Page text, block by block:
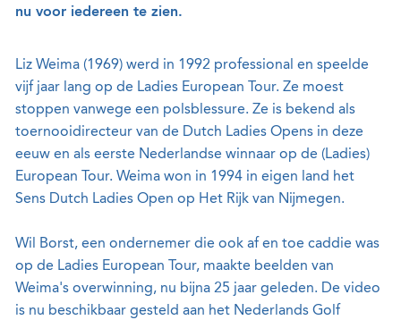
nu voor iedereen te zien.
Liz Weima (1969) werd in 1992 professional en speelde
vijf jaar lang op de Ladies European Tour. Ze moest
stoppen vanwege een polsblessure. Ze is bekend als
toernooidirecteur van de Dutch Ladies Opens in deze
eeuw en als eerste Nederlandse winnaar op de (Ladies)
European Tour. Weima won in 1994 in eigen land het
Sens Dutch Ladies Open op Het Rijk van Nijmegen.
Wil Borst, een ondernemer die ook af en toe caddie was
op de Ladies European Tour, maakte beelden van
Weima's overwinning, nu bijna 25 jaar geleden. De video
is nu beschikbaar gesteld aan het Nederlands Golf